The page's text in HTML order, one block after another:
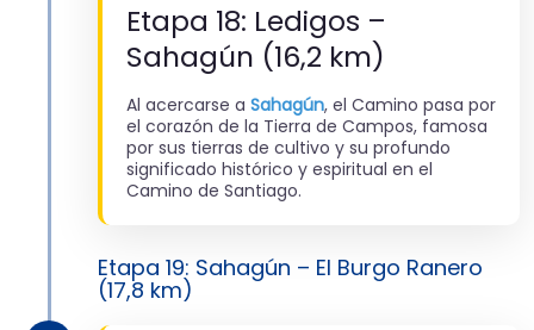
Etapa 18: Ledigos –
Sahagún (16,2 km)
Al acercarse a Sahagún, el Camino pasa por
el corazón de la Tierra de Campos, famosa
por sus tierras de cultivo y su profundo
significado histórico y espiritual en el
Camino de Santiago.
Etapa 19: Sahagún – El Burgo Ranero
(17,8 km)